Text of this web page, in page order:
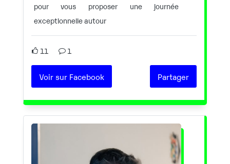
pour vous proposer une journée
exceptionnelle autour
11 1
Voir sur Facebook Partager